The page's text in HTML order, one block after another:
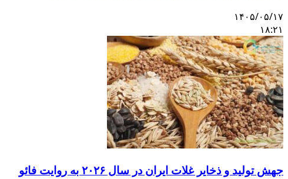
۱۴۰۵/۰۵/۱۷
۱۸:۲۱
جهش تولید و ذخایر غلات ایران در سال ۲۰۲۶ به روایت فائو